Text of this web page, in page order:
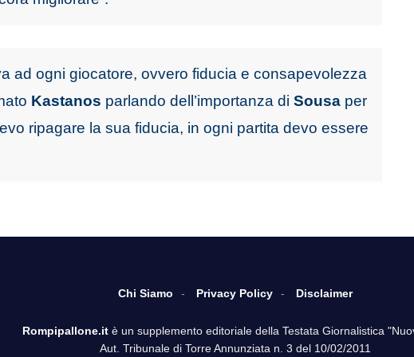
ad ogni giocatore, ovvero fiducia e consapevolezza
Kastanos parlando dell’importanza di Sousa per
ripagare la sua fiducia, in ogni partita devo essere
Chi Siamo Privacy Policy Disclaimer
Rompipallone.it è un supplemento editoriale della Testata Giornalistica
Aut. Tribunale di Torre Annunziata n. 3 del 10/02/2011